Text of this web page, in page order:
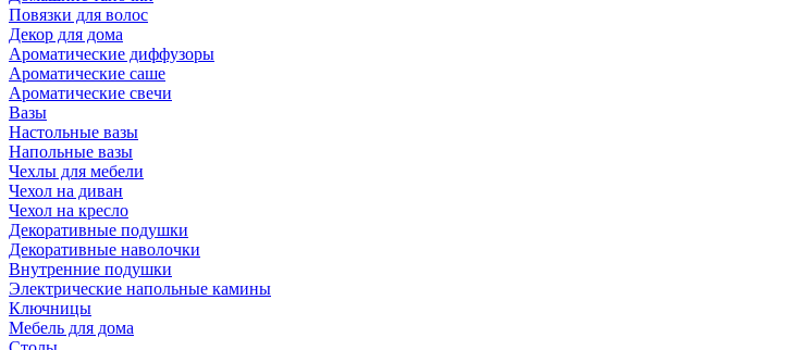
Повязки для волос
Декор для дома
Ароматические диффузоры
Ароматические саше
Ароматические свечи
Вазы
Настольные вазы
Напольные вазы
Чехлы для мебели
Чехол на диван
Чехол на кресло
Декоративные подушки
Декоративные наволочки
Внутренние подушки
Электрические напольные камины
Ключницы
Мебель для дома